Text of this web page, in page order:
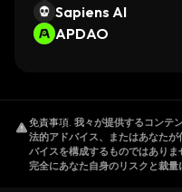
Sapiens AI
APDAO
免責事項. 我々が提供するコンテ
法的アドバイス、またはあなた
バイスを構成するものではありま
完全にあなた自身のリスクと裁量